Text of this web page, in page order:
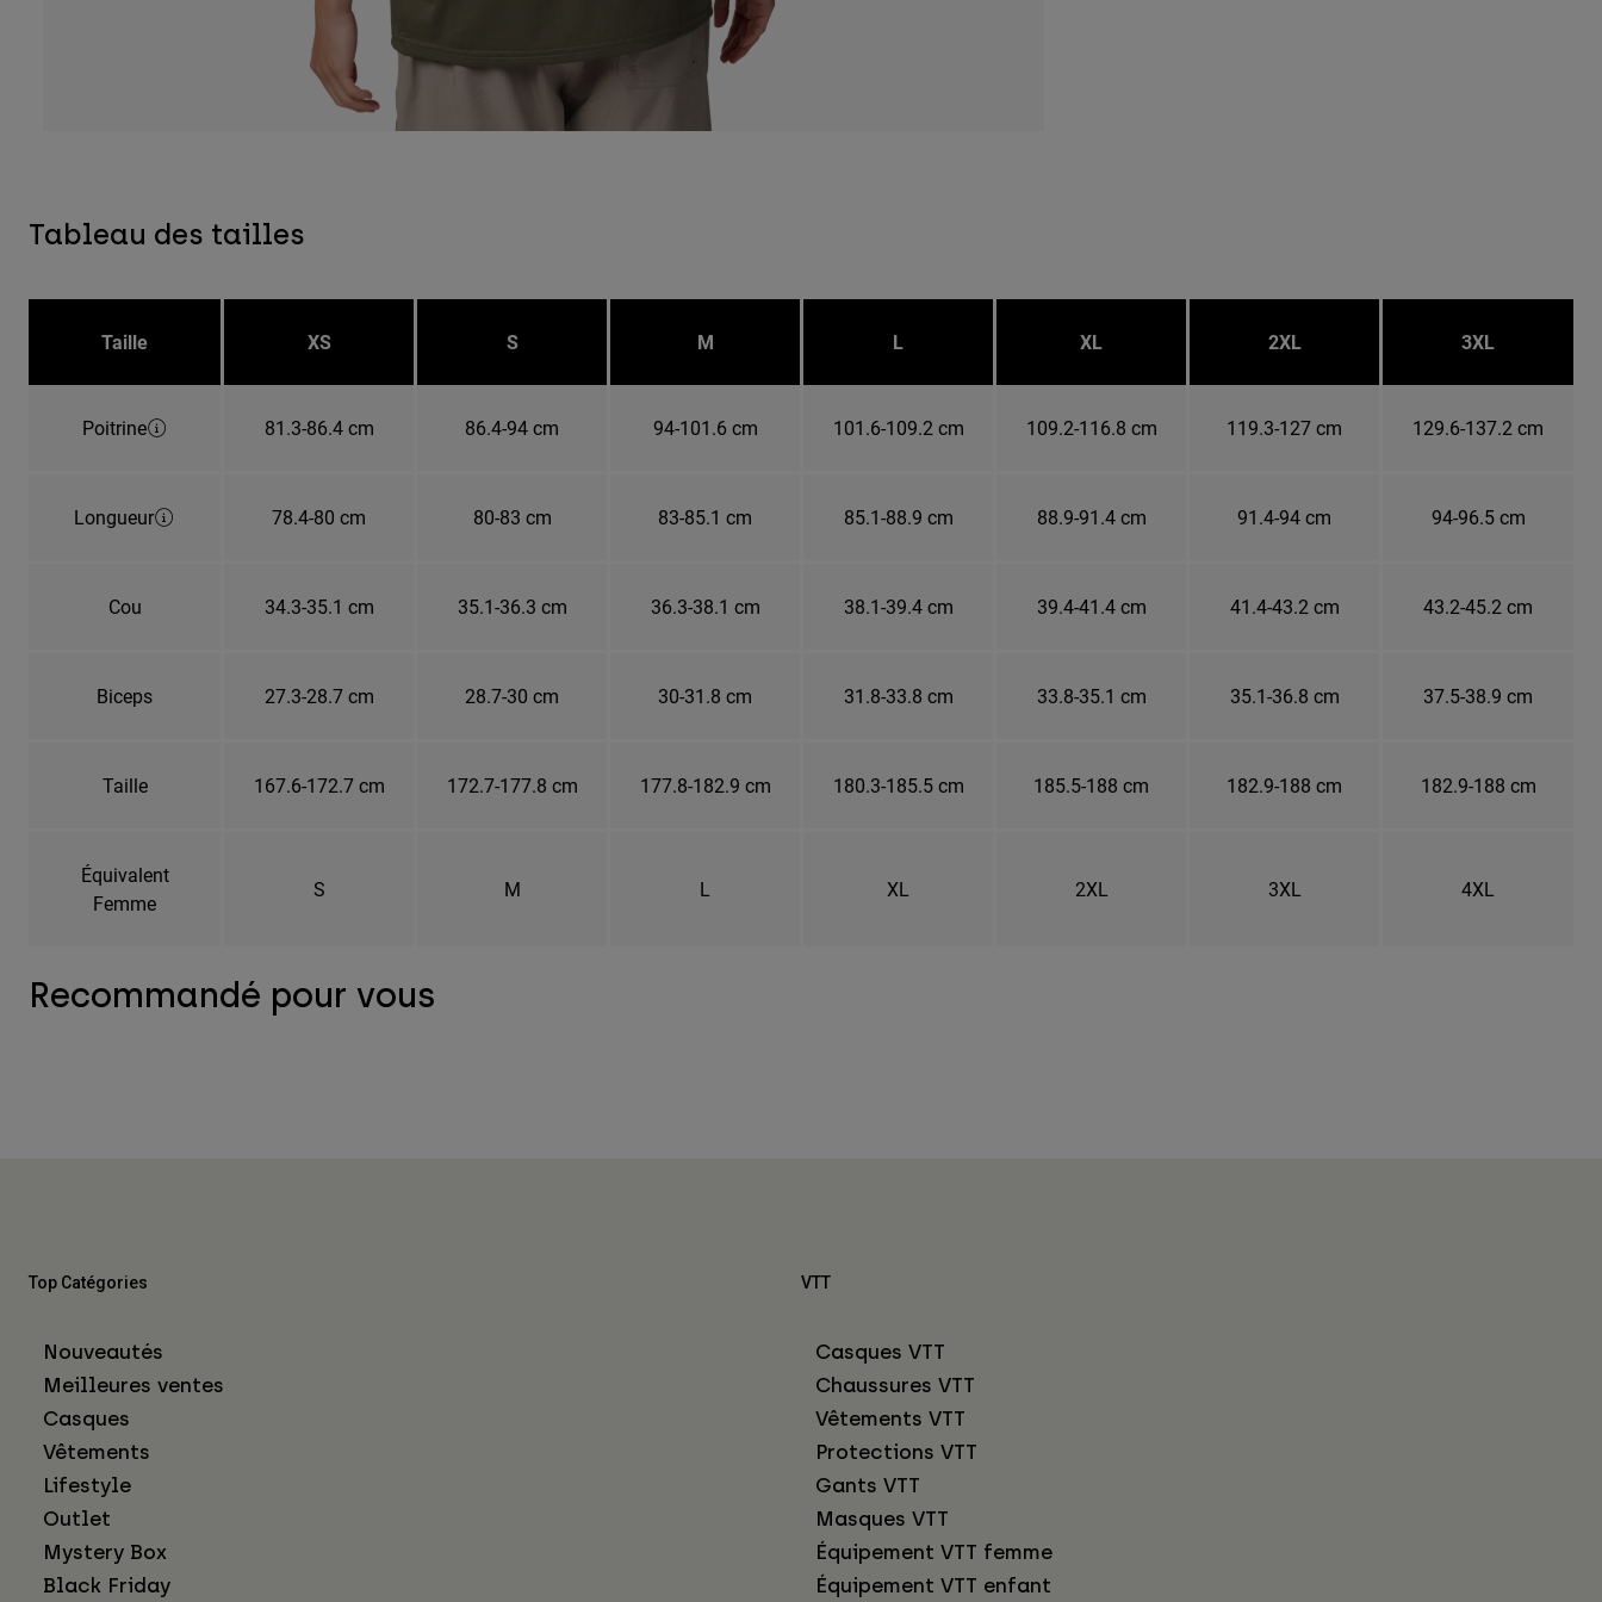
Tableau des tailles
Taille XS S M L XL 2XL 3XL
Poitrine 81.3-86.4 cm 86.4-94 cm 94-101.6 cm 101.6-109.2 cm 109.2-116.8 cm 119.3-127 cm 129.6-137.2 cm
Longueur 78.4-80 cm 80-83 cm 83-85.1 cm 85.1-88.9 cm 88.9-91.4 cm 91.4-94 cm 94-96.5 cm
Cou 34.3-35.1 cm 35.1-36.3 cm 36.3-38.1 cm 38.1-39.4 cm 39.4-41.4 cm 41.4-43.2 cm 43.2-45.2 cm
Biceps 27.3-28.7 cm 28.7-30 cm 30-31.8 cm 31.8-33.8 cm 33.8-35.1 cm 35.1-36.8 cm 37.5-38.9 cm
Taille 167.6-172.7 cm 172.7-177.8 cm 177.8-182.9 cm 180.3-185.5 cm 185.5-188 cm 182.9-188 cm 182.9-188 cm
Équivalent
Femme
S M L XL 2XL 3XL 4XL
Recommandé pour vous
Top Catégories
Nouveautés
Meilleures ventes
Casques
Vêtements
Lifestyle
Outlet
Mystery Box
Black Friday
VTT
Casques VTT
Chaussures VTT
Vêtements VTT
Protections VTT
Gants VTT
Masques VTT
Équipement VTT femme
Équipement VTT enfant